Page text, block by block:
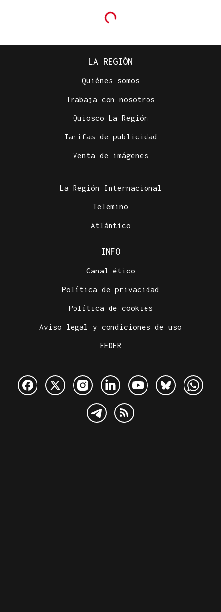
LA REGIÓN
Quiénes somos
Trabaja con nosotros
Quiosco La Región
Tarifas de publicidad
Venta de imágenes
La Región Internacional
Telemiño
Atlántico
INFO
Canal ético
Política de privacidad
Política de cookies
Aviso legal y condiciones de uso
FEDER